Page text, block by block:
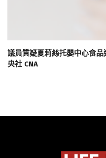
議員質疑夏莉絲托嬰中心食
央社 CNA